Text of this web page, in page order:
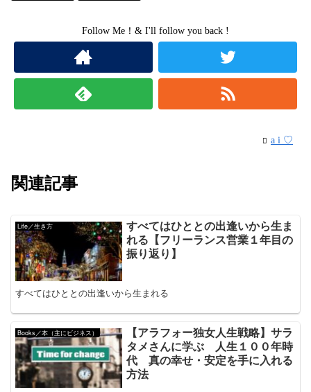
Follow Me！& I'll follow you back !
a i ♡
関連記事
Life／生き方
すべてはひととの出逢いから生ま
れる【フリーランス営業１年目の
振り返り】
すべてはひととの出逢いから生まれる
Books／本（主にビジネス）
【アラフォー独女人生戦略】サラ
タメさんに学ぶ 人生１００年時
代 真の幸せ・安定を手に入れる
方法